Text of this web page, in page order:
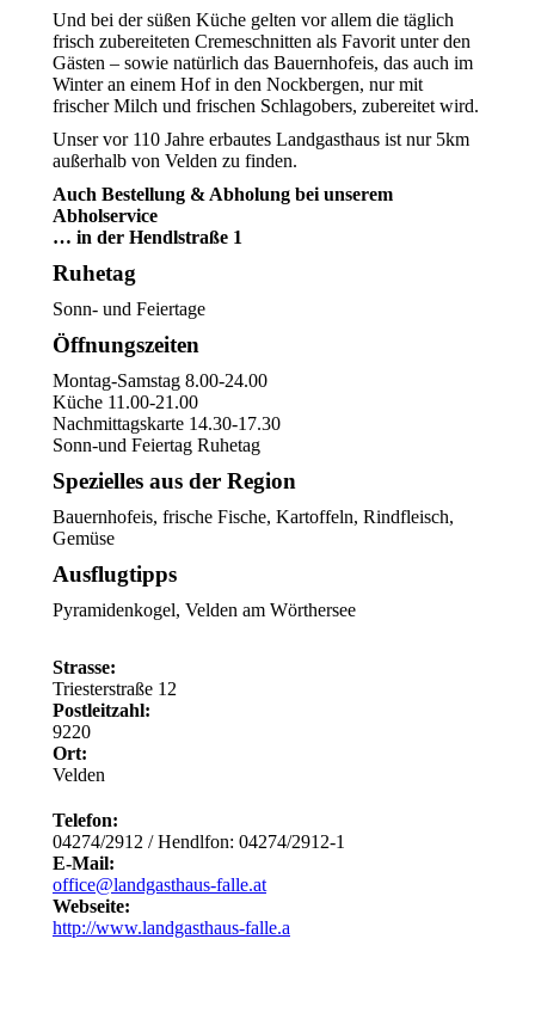
Und bei der süßen Küche gelten vor allem die täglich
frisch zubereiteten Cremeschnitten als Favorit unter den
Gästen – sowie natürlich das Bauernhofeis, das auch im
Winter an einem Hof in den Nockbergen, nur mit
frischer Milch und frischen Schlagobers, zubereitet wird.
Unser vor 110 Jahre erbautes Landgasthaus ist nur 5km
außerhalb von Velden zu finden.
Auch Bestellung & Abholung bei unserem
Abholservice
… in der Hendlstraße 1
Ruhetag
Sonn- und Feiertage
Öffnungszeiten
Montag-Samstag 8.00-24.00
Küche 11.00-21.00
Nachmittagskarte 14.30-17.30
Sonn-und Feiertag Ruhetag
Spezielles aus der Region
Bauernhofeis, frische Fische, Kartoffeln, Rindfleisch,
Gemüse
Ausflugtipps
Pyramidenkogel, Velden am Wörthersee
Strasse:
Triesterstraße 12
Postleitzahl:
9220
Ort:
Velden
Telefon:
04274/2912 / Hendlfon: 04274/2912-1
E-Mail:
office@landgasthaus-falle.at
Webseite:
http://www.landgasthaus-falle.a